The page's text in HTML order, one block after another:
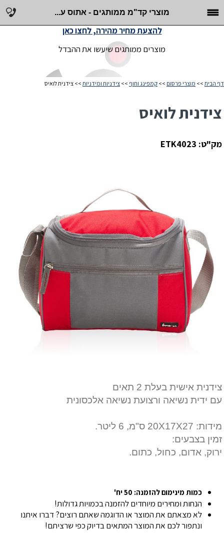
מוצרי קד"מ ממותגים - אתוס ע...
מוצרים ממותגים שיעשו את ההבדל
להצעת מחיר מהירה, לחצו כאן
דף הבית >> מוצרי פרסום >> קמפינג וחוף >> צידניות ומידניות >> צידנית לואיס
צידנית לואיס
מק"ט: ETK4023
צידנית אישית בעלת 2 תאים
עם ידית נשיאה ורצועת נשיאה אלכסונית
מידות: 20X17X27 ס"מ, 6 ליטר.
זמין בצבעים:
ירוק, אדום, כחול, כתום.
כמות מינימום להזמנה: 50 יח'
הנחות ומחירים מיוחדים להזמנה בכמויות גדולות!
לא מצאתם את המוצר או הדוגמה שאתם רוצים? דברו איתנו
ונתפור לכם את המוצר המתאים בדיוק כפי שרציתם!